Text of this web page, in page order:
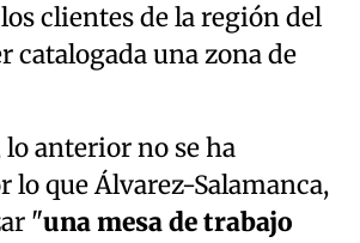
clientes de la región del
catalogada una zona de
lo anterior no se ha
lo que Álvarez-Salamanca,
"una mesa de trabajo